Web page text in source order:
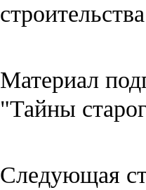
Материал
"Тайны
Следующая